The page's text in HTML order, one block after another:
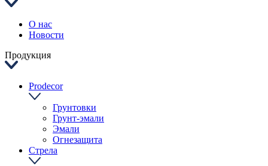
О нас
Новости
Продукция
Prodecor
Грунтовки
Грунт-эмали
Эмали
Огнезащита
Стрела